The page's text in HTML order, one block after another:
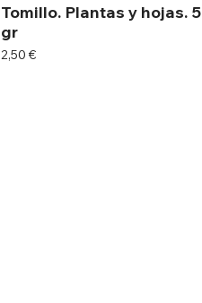
Tomillo. Plantas y hojas.
gr
Precio
2,50 €